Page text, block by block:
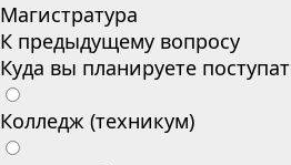
Магистратура
К предыдущему вопросу
Куда вы планируете
Колледж (техникум)